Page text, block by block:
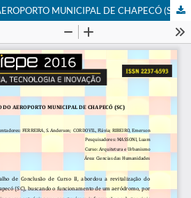
MUNICIPAL DE CHAPECÓ (SC)